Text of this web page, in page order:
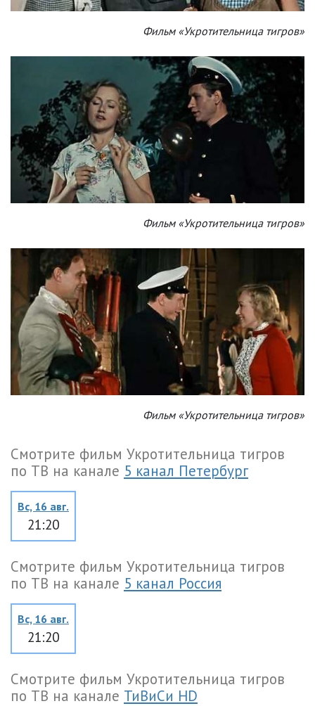
Фильм «Укротительница тигров»
Фильм «Укротительница тигров»
Фильм «Укротительница тигров»
Смотрите фильм Укротительница тигров
по ТВ на канале 5 канал Петербург
Вс, 16 авг.
21:20
Смотрите фильм Укротительница тигров
по ТВ на канале 5 канал Россия
Вс, 16 авг.
21:20
Смотрите фильм Укротительница тигров
по ТВ на канале ТиВиСи HD